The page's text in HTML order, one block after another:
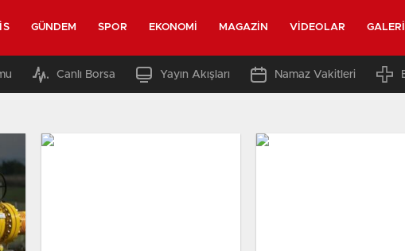
GÜNDEM SPOR EKONOMI MAGAZIN VIDEOLAR GALERI
Canlı Borsa Yayın Akışları Namaz Vakitleri